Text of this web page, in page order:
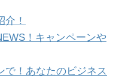
！
！キャンペーンや
で！あなたのビジネス